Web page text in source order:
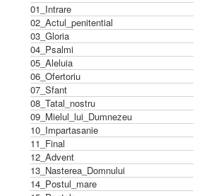
01_Intrare
02_Actul_penitential
03_Gloria
04_Psalmi
05_Aleluia
06_Ofertoriu
07_Sfant
08_Tatal_nostru
09_Mielul_lui_Dumnezeu
10_Impartasanie
11_Final
12_Advent
13_Nasterea_Domnului
14_Postul_mare